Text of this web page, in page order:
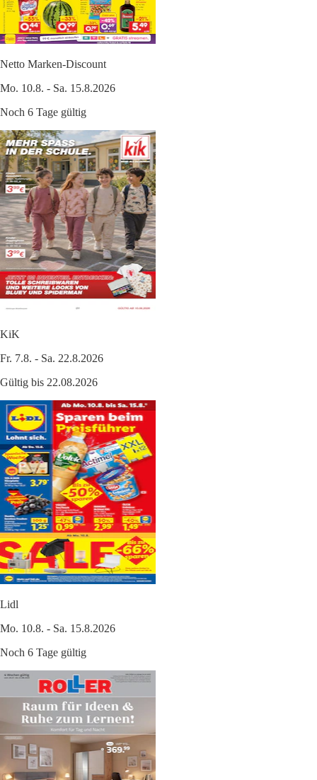
Netto Marken-Discount
Mo. 10.8. - Sa. 15.8.2026
Noch 6 Tage gültig
KiK
Fr. 7.8. - Sa. 22.8.2026
Gültig bis 22.08.2026
Lidl
Mo. 10.8. - Sa. 15.8.2026
Noch 6 Tage gültig